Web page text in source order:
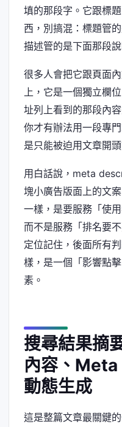
填的那段字。它跟標
西，別搞混：標題管
描述管的是下面那段說
很多人會把它跟頁面
上，它是一個獨立欄
址列上看到的那段內
你才有辦法用一段專
是只能被迫用文章開
用白話說，meta
塊小廣告版面上的文
一樣，是要服務「使
而不是服務「排名要
定位記住，後面所有
樣，是一個「影響點
素。
搜尋結果摘
內容、
動態生成
這是整篇文章最關鍵